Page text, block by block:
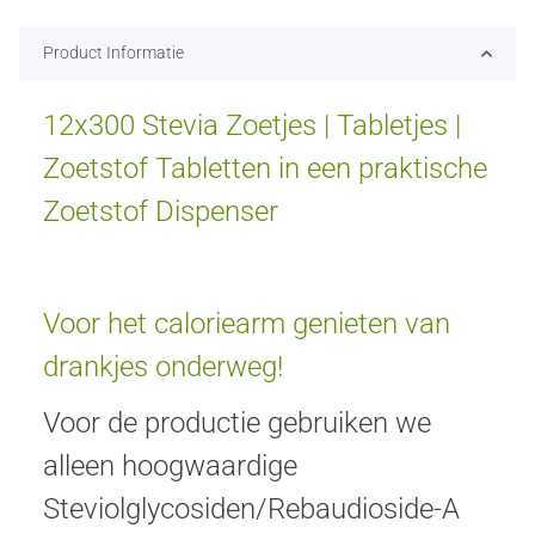
Product Informatie
12x300 Stevia Zoetjes | Tabletjes |
Zoetstof Tabletten in een praktische
Zoetstof Dispenser
Voor het caloriearm genieten van
drankjes onderweg!
Voor de productie gebruiken we
alleen hoogwaardige
Steviolglycosiden/Rebaudioside-A